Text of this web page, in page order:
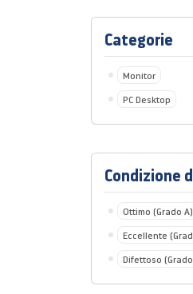
Categorie
Monitor
PC Desktop
Condizione
Ottimo (Grado A)
Eccellente
Difettoso (Grado